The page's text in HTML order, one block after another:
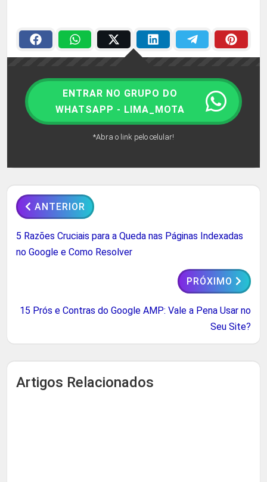
ENTRAR NO GRUPO DO
WHATSAPP - LIMA_MOTA
*Abra o link pelo celular!
ANTERIOR
5 Razões Cruciais para a Queda nas Páginas Indexadas
no Google e Como Resolver
PRÓXIMO
15 Prós e Contras do Google AMP: Vale a Pena Usar no
Seu Site?
Artigos Relacionados